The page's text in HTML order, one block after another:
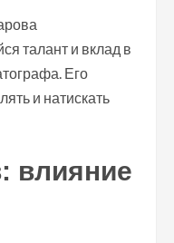
талант и вклад в
Его
и натискать
влияние